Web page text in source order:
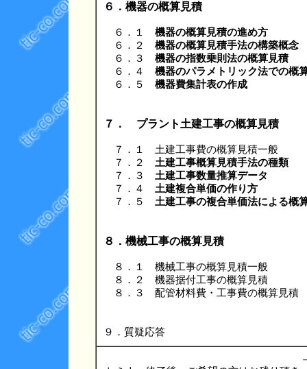
６．機器の概算見積
６．１ 機器の概算見積の進め方
６．２ 機器の概算見積手法の構築概念
６．３ 機器の指数乗則法の概算見積
６．４ 機器のパラメトリック法での概
６．５ 機器費集計表の作成
７． プラント土建工事の概算見積
７．１ 土建工事費の概算見積一般
７．２ 土建工事概算見積手法の種類
７．３ 土建工事数量推算データ
７．４ 土建複合単価の作り方
７．５ 土建工事の複合単価法による概
８．機械工事の概算見積
８．１ 機械工事の概算見積一般
８．２ 機器据付工事の概算見積
８．３ 配管材料費・工事費の概算見積
９．質疑応答